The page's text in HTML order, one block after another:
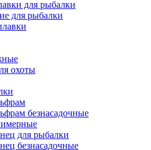
для рыбалки
для рыбалки
охоты
безнасадочные
для рыбалки
безнасадочные